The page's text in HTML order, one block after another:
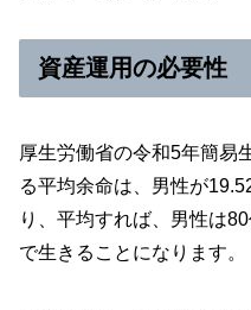
資産運用の必要性
厚生労働省の令和5年簡易
る平均余命は、男性が
り、平均すれば、男性は
で生きることになります。